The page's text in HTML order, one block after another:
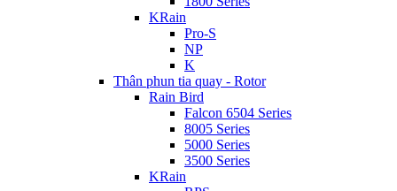
KRain
Pro-S
NP
K
Thân phun tia quay - Rotor
Rain Bird
Falcon 6504 Series
8005 Series
5000 Series
3500 Series
KRain